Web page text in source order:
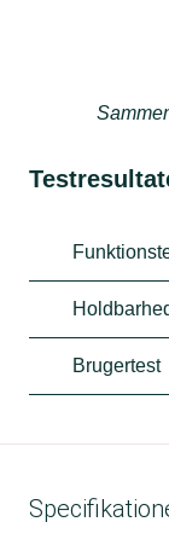
Brugertest